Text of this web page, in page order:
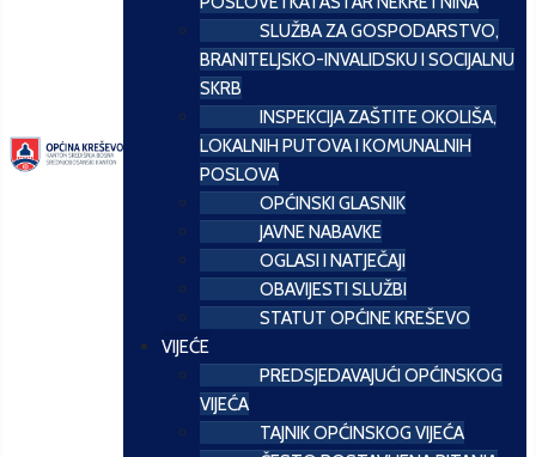
SLUŽBA ZA GOSPODARSTVO,
BRANITELJSKO-INVALIDSKU I SOCIJALNU
SKRB
INSPEKCIJA ZAŠTITE OKOLIŠA,
LOKALNIH PUTOVA I KOMUNALNIH
POSLOVA
OPĆINSKI GLASNIK
JAVNE NABAVKE
OGLASI I NATJEČAJI
OBAVIJESTI SLUŽBI
STATUT OPĆINE KREŠEVO
VIJEĆE
PREDSJEDAVAJUĆI OPĆINSKOG
VIJEĆA
TAJNIK OPĆINSKOG VIJEĆA